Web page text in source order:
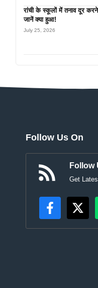
रांची के स्कूलों में तनाव दूर
जानें क्या हुआ!
July 25, 2026
Follow Us On
Follow
Get